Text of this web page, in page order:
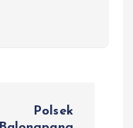
Polsek